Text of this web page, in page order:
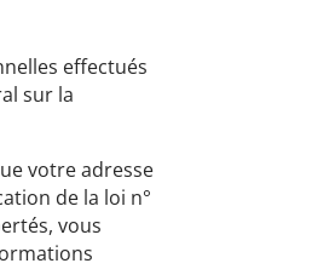
effectués
sur la
votre adresse
de la loi n°
vous